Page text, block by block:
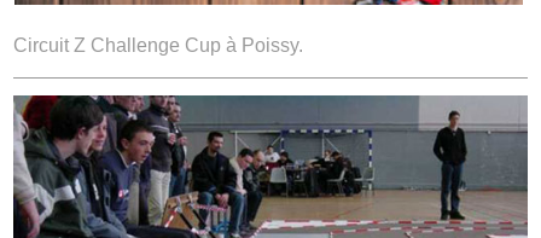
Circuit Z Challenge Cup à Poissy.